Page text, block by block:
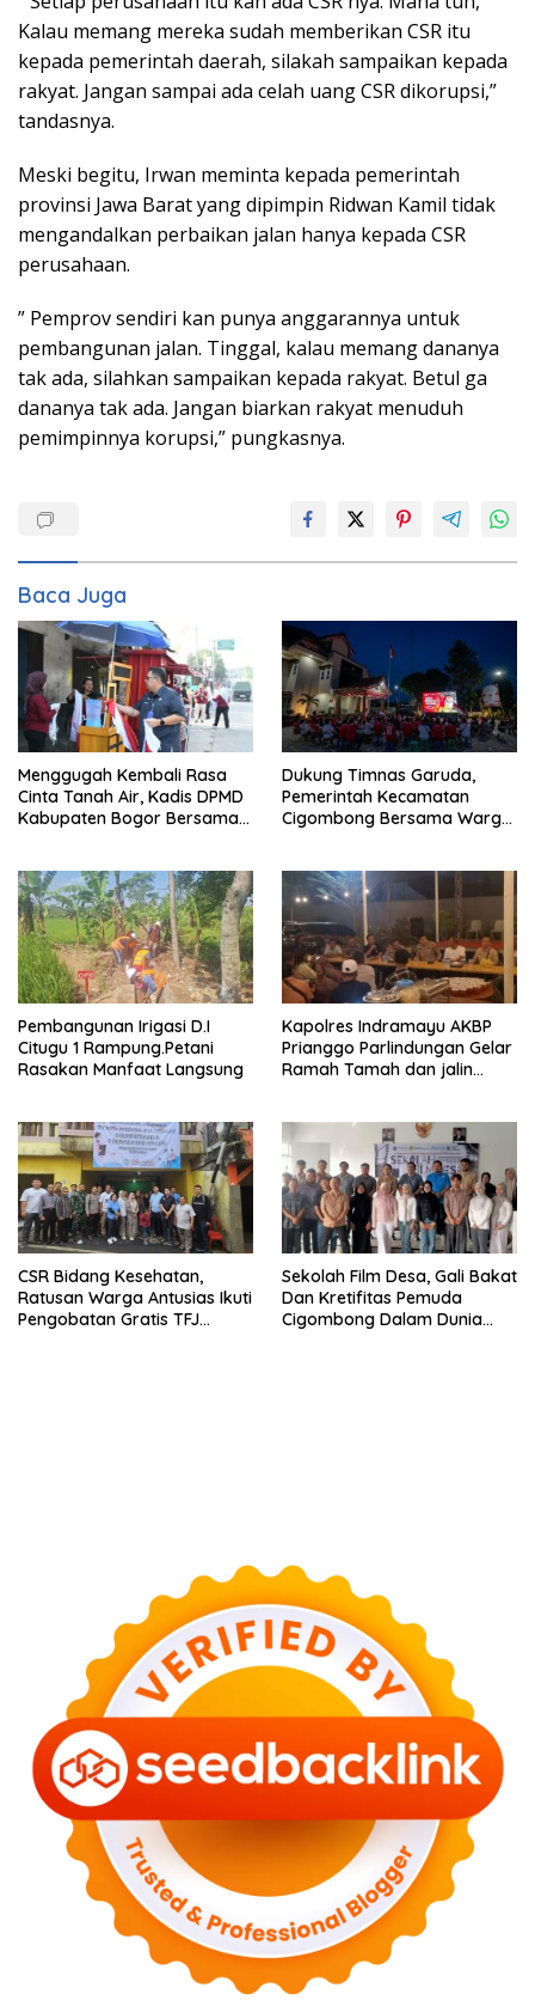
Kalau memang mereka sudah memberikan CSR itu
kepada pemerintah daerah, silakah sampaikan kepada
rakyat. Jangan sampai ada celah uang CSR dikorupsi,”
tandasnya.
Meski begitu, Irwan meminta kepada pemerintah
provinsi Jawa Barat yang dipimpin Ridwan Kamil tidak
mengandalkan perbaikan jalan hanya kepada CSR
perusahaan.
” Pemprov sendiri kan punya anggarannya untuk
pembangunan jalan. Tinggal, kalau memang dananya
tak ada, silahkan sampaikan kepada rakyat. Betul ga
dananya tak ada. Jangan biarkan rakyat menuduh
pemimpinnya korupsi,” pungkasnya.
Baca Juga
Menggugah Kembali Rasa
Cinta Tanah Air, Kadis DPMD
Kabupaten Bogor Bersama
Masyarakat Dan Pengguna
Jalan.
Dukung Timnas Garuda,
Pemerintah Kecamatan
Cigombong Bersama Warga
Pembangunan Irigasi D.I
Citugu 1 Rampung.Petani
Rasakan Manfaat Langsung
Kapolres Indramayu AKBP
Prianggo Parlindungan Gelar
Ramah Tamah dan jalin
CSR Bidang Kesehatan,
Ratusan Warga Antusias Ikuti
Pengobatan Gratis TFJ
Sekolah Film Desa, Gali Bakat
Dan Kretifitas Pemuda
Cigombong Dalam Dunia